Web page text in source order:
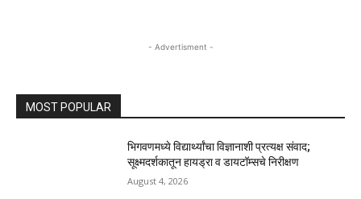
- Advertisment -
MOST POPULAR
भिगवणमध्ये विद्यार्थ्यांचा विज्ञानाशी प्रत्यक्ष संवाद;
सूक्ष्मदर्शकातून हायड्रा व डायटॉम्सचे निरीक्षण
August 4, 2026